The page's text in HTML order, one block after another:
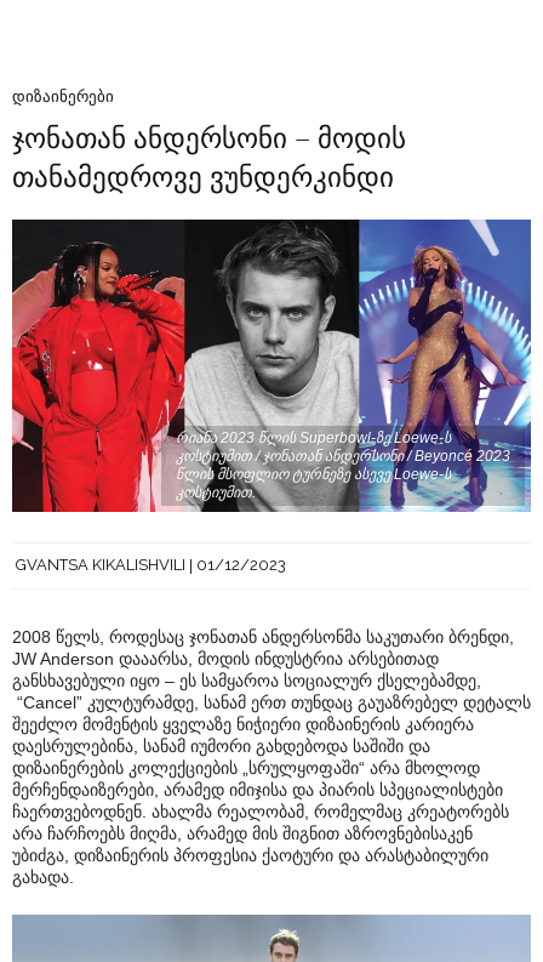
ᲓᲘᲖᲐᲘᲜᲔᲠᲔᲑᲘ
ჯონათან ანდერსონი – მოდის
თანამედროვე ვუნდერკინდი
რიანა 2023 წლის Superbowl-ზე Loewe-ს
კოსტიუმით / ჯონათან ანდერსონი / Beyoncé 2023
წლის მსოფლიო ტურნეზე ასევე Loewe-ს
კოსტიუმით.
GVANTSA KIKALISHVILI 01/12/2023
2008 წელს, როდესაც ჯონათან ანდერსონმა საკუთარი ბრენდი,
JW Anderson დააარსა, მოდის ინდუსტრია არსებითად
განსხავებული იყო – ეს სამყაროა სოციალურ ქსელებამდე,
“Cancel” კულტურამდე, სანამ ერთ თუნდაც გაუაზრებელ დეტალს
შეეძლო მომენტის ყველაზე ნიჭიერი დიზაინერის კარიერა
დაესრულებინა, სანამ იუმორი გახდებოდა საშიში და
დიზაინერების კოლექციების „სრულყოფაში“ არა მხოლოდ
მერჩენდაიზერები, არამედ იმიჯისა და პიარის სპეციალისტები
ჩაერთვებოდნენ. ახალმა რეალობამ, რომელმაც კრეატორებს
არა ჩარჩოებს მიღმა, არამედ მის შიგნით აზროვნებისაკენ
უბიძგა, დიზაინერის პროფესია ქაოტური და არასტაბილური
გახადა.